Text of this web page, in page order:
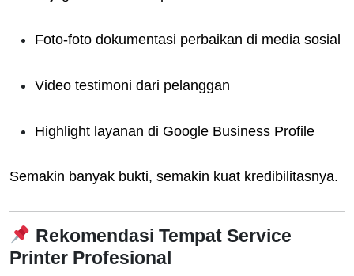
Foto-foto dokumentasi perbaikan di media sosial
Video testimoni dari pelanggan
Highlight layanan di Google Business Profile
Semakin banyak bukti, semakin kuat kredibilitasnya.
Rekomendasi Tempat Service
Printer Profesional